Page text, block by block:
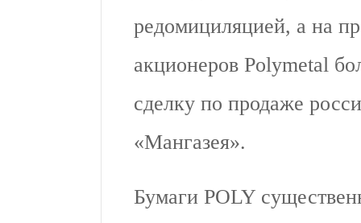
редомициляцией, а на
акционеров Polymetal
сделку по продаже
«Мангазея».
Бумаги POLY